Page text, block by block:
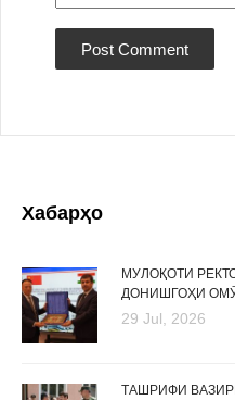
Хабарҳо
МУЛОҚОТИ
ДОНИШГОҲИ
29 Jul, 2026
ТАШРИФИ